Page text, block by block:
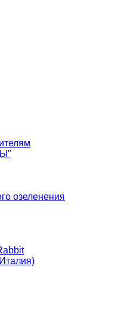
озеленения